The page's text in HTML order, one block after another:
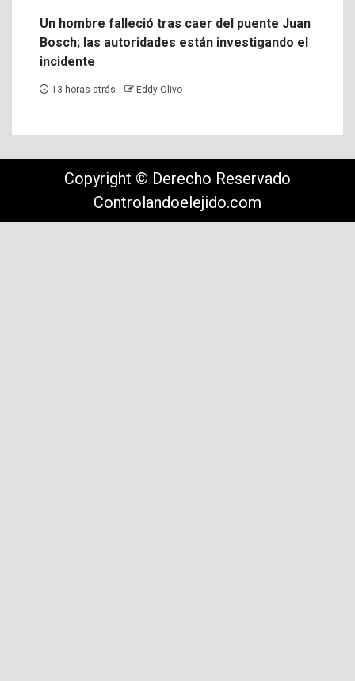
Un hombre falleció tras caer del puente Juan
Bosch; las autoridades están investigando el
incidente
13 horas atrás Eddy Olivo
Copyright © Derecho Reservado
Controlandoelejido.com